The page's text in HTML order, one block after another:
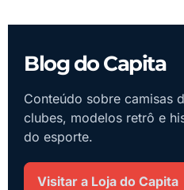
Blog do Capita
Conteúdo sobre camisas
clubes, modelos retrô e
do esporte.
Visitar a Loja do Capita